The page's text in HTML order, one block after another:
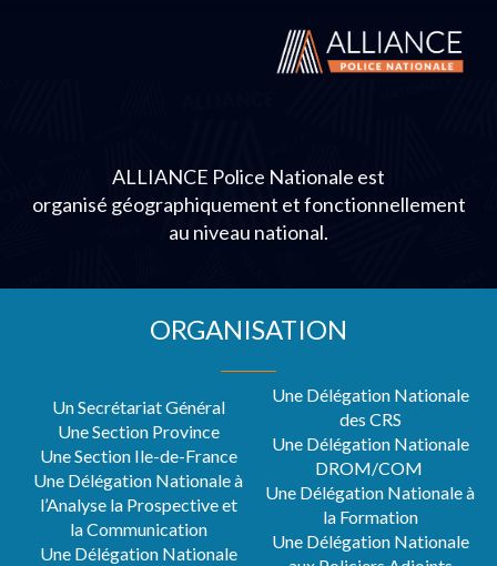
ALLIANCE Police Nationale est
organisé géographiquement et fonctionnellement
au niveau national.
ORGANISATION
Un Secrétariat Général
Une Section Province
Une Section Ile-de-France
Une Délégation Nationale à
l’Analyse la Prospective et
la Communication
Une Délégation Nationale
Une Délégation Nationale
des CRS
Une Délégation Nationale
DROM/COM
Une Délégation Nationale à
la Formation
Une Délégation Nationale